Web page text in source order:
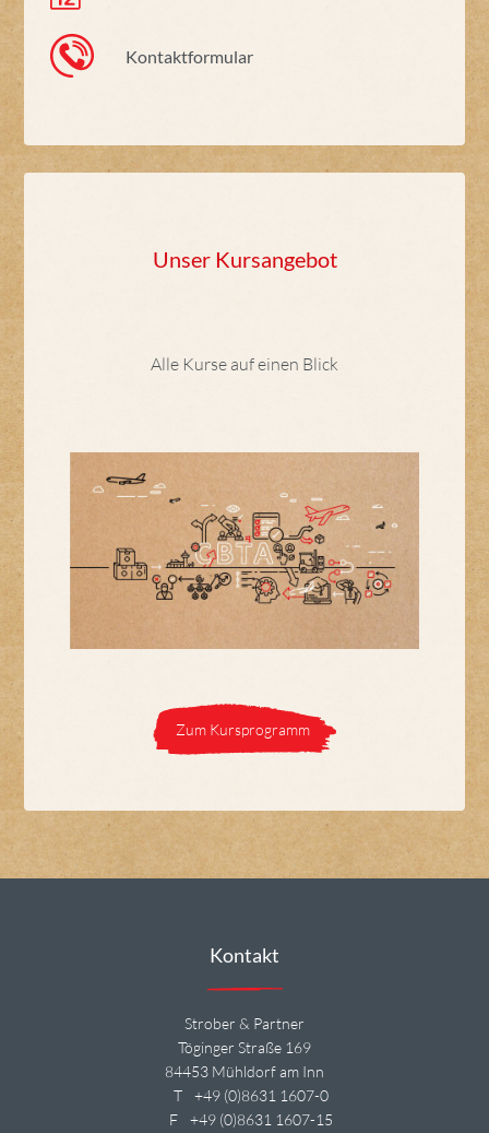
Kontaktformular
Unser Kursangebot
Alle Kurse auf einen Blick
Zum Kursprogramm
Kontakt
Strober & Partner
Töginger Straße 169
84453 Mühldorf am Inn
T
+49 (0)8631 1607-0
F
+49 (0)8631 1607-15